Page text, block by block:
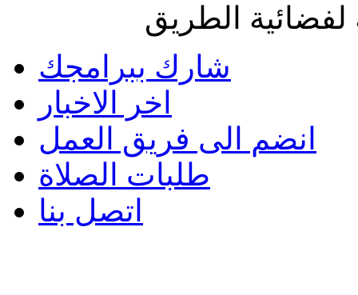
الطريق
شارك ببرامجك
اخر الاخبار
انضم الى فريق العمل
طلبات الصلاة
اتصل بنا